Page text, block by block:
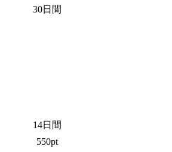
30日間
14日間
550pt